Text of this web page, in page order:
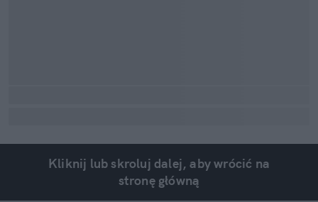
Kliknij lub skroluj dalej, aby wrócić na
stronę główną